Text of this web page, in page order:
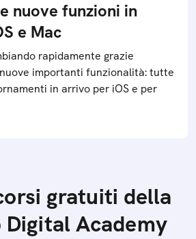
nuove funzioni in
e Mac
rapidamente grazie
importanti funzionalità: tutte
in arrivo per iOS e per
gratuiti della
Digital Academy